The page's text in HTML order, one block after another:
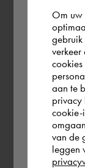
the
you wish
Rest
Om uw
gebruik
verkeer
aan te
privacy
cookie-
van de
leggen